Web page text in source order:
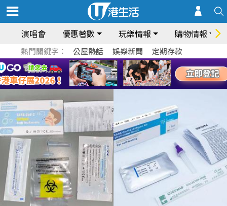
演唱會 優惠著數 玩樂情報 購物情報
熱門關鍵字： 公屋熱話 娛樂新聞 定期存款